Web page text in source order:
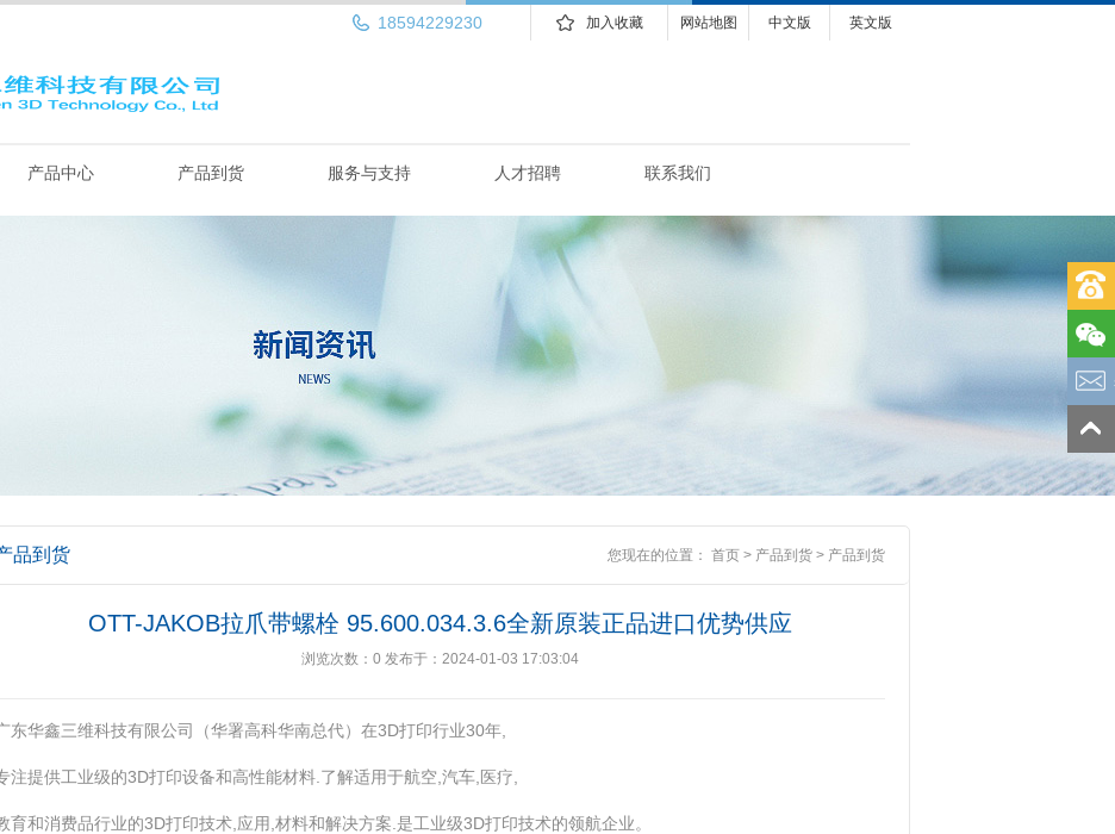
英文版
中文版
网站地图
加入收藏
18594229230
产品中心 产品到货 服务与支持 人才招聘 联系我们
品到货 您现在的位置： 首页 > 产品到货 > 产品到货
OTT-JAKOB拉爪带螺栓 95.600.034.3.6全新原装正品进口优势供应
浏览次数： 0 发布于：2024-01-03 17:03:04
东华鑫三维科技有限公司（华署高科华南总代）在3D打印行业30年,
注提供工业级的3D打印设备和高性能材料.了解适用于航空,汽车,医疗,
育和消费品行业的3D打印技术,应用,材料和解决方案.是工业级3D打印技术的领航企业。